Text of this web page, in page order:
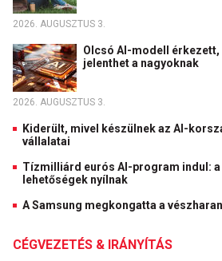
2026. AUGUSZTUS 3.
Olcsó AI-modell
jelenthet a nagyoknak
2026. AUGUSZTUS 3.
Kiderült, mivel készülnek az AI-
vállalatai
Tízmilliárd eurós AI-program indul:
lehetőségek nyílnak
A Samsung megkongatta a
CÉGVEZETÉS & IRÁNYÍTÁS